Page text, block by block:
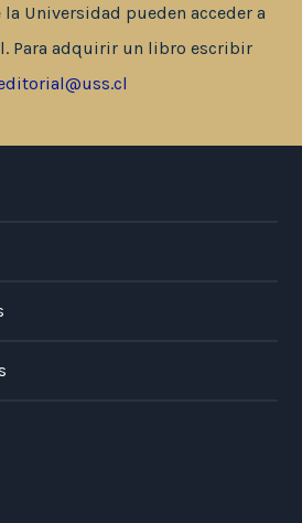
Universidad pueden acceder a
Para adquirir un libro escribir